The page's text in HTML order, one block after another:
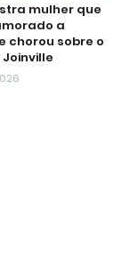
mulher que
a
chorou sobre o